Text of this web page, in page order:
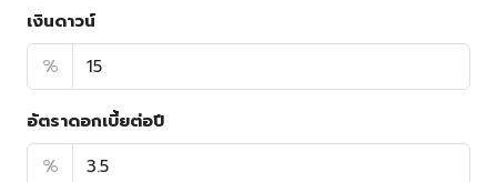
เงินดาวน์
%
อัตราดอกเบี้ยต่อปี
%